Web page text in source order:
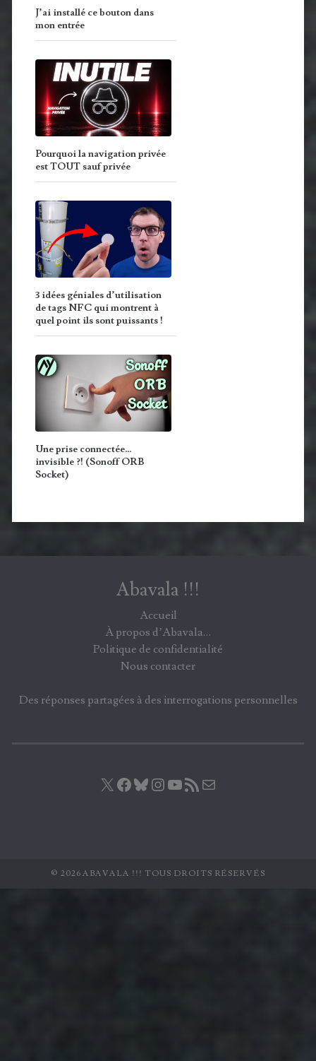
J’ai installé ce bouton dans
mon entrée
Pourquoi la navigation privée
est TOUT sauf privée
3 idées géniales d’utilisation
de tags NFC qui montrent à
quel point ils sont puissants !
Une prise connectée…
invisible ?! (Sonoff ORB
Socket)
Abavala !!!
Accueil
À propos d’Abavala…
Politique de confidentialité
Nous contacter
Des réponses partagées à des interrogations personnelles
X Facebook
Bluesky
Instagram
YouTube
Flux RSS
© 2026 ABAVALA !!! TOUS DROITS RÉSERVÉS